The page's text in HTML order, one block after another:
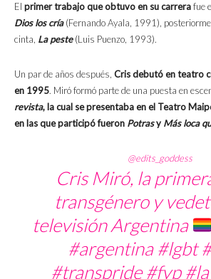
El primer trabajo que obtuvo en su carrerafue
Dios los cría (Fernando Ayala, 1991),
cinta, La peste(Luis Puenzo, 1993).
Un par de años después, Cris debutó en teatro
en 1995. Miró formó parte de una puesta en
revista, la cual se presentaba en el Teatro
en las que participó fueron Potrasy Más loca
@edits_goddess
Cris Miró, la
transgénero y
televisión Argentina
#argentina #lgbt
#transpride #fyp